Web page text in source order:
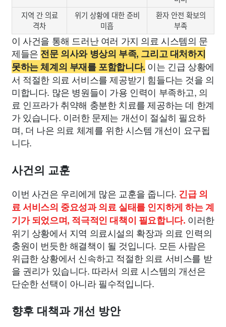
지역 간 의료
격차
위기 상황에 대한 준비
미흡
환자 안전 확보의
부족
이 사건을 통해 드러난 여러 가지 의료 시스템의 문
제들은 전문 의사와 병상의 부족, 그리고 대처하지
못하는 체계의 부재를 포함합니다. 이는 긴급 상황에
서 적절한 의료 서비스를 제공받기 힘들다는 것을 의
미합니다. 많은 병원들이 가용 인력이 부족하고, 의
료 인프라가 취약해 충분한 치료를 제공하는 데 한계
가 있습니다. 이러한 문제는 개선이 절실히 필요하
며, 더 나은 의료 체계를 위한 시스템 개선이 요구됩
니다.
사건의 교훈
이번 사건은 우리에게 많은 교훈을 줍니다. 긴급 의
료 서비스의 중요성과 의료 실태를 인지하게 하는 계
기가 되었으며, 적극적인 대책이 필요합니다. 이러한
위기 상황에서 지역 의료시설의 확장과 의료 인력의
충원이 번듯한 해결책이 될 것입니다. 모든 사람은
위급한 상황에서 신속하고 적절한 의료 서비스를 받
을 권리가 있습니다. 따라서 의료 시스템의 개선은
단순한 선택이 아니라 필수적입니다.
향후 대책과 개선 방안